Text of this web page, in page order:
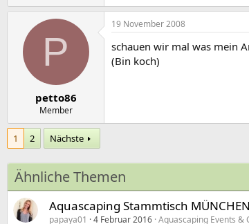
P
petto86
Member
19 November 2008
schauen wir mal was mein
(Bin koch)
1 2 Nächste
Ähnliche Themen
Aquascaping Stammtisch MÜNCHEN
papaya01 4 Februar 2016 Aquascaping Events &